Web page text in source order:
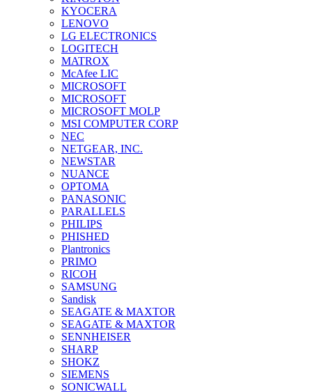
KYOCERA
LENOVO
LG ELECTRONICS
LOGITECH
MATROX
McAfee LIC
MICROSOFT
MICROSOFT
MICROSOFT MOLP
MSI COMPUTER CORP
NEC
NETGEAR, INC.
NEWSTAR
NUANCE
OPTOMA
PANASONIC
PARALLELS
PHILIPS
PHISHED
Plantronics
PRIMO
RICOH
SAMSUNG
Sandisk
SEAGATE & MAXTOR
SEAGATE & MAXTOR
SENNHEISER
SHARP
SHOKZ
SIEMENS
SONICWALL